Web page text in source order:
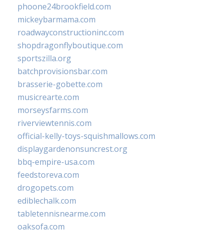
phoone24brookfield.com
mickeybarmama.com
roadwayconstructioninc.com
shopdragonflyboutique.com
sportszilla.org
batchprovisionsbar.com
brasserie-gobette.com
musicrearte.com
morseysfarms.com
riverviewtennis.com
official-kelly-toys-squishmallows.com
displaygardenonsuncrest.org
bbq-empire-usa.com
feedstoreva.com
drogopets.com
ediblechalk.com
tabletennisnearme.com
oaksofa.com